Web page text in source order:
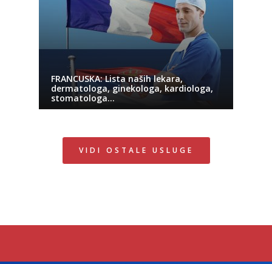
FRANCUSKA: Lista naših lekara,
dermatologa, ginekologa, kardiologa,
stomatologa…
VIDI OSTALE USLUGE